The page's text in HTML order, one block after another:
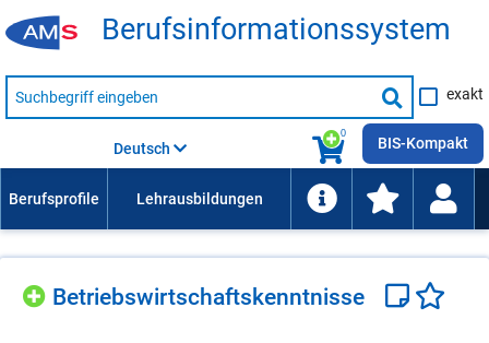
Be­rufs­in­for­ma­ti­ons­sys­tem
Suche
nach
Suche
starten
exakt
0
Deutsch BIS-Kompakt
Be­triebs­wirt­schafts­kennt­nis­se